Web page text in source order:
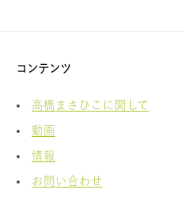
コンテンツ
高橋まさひこに関して
動画
情報
お問い合わせ